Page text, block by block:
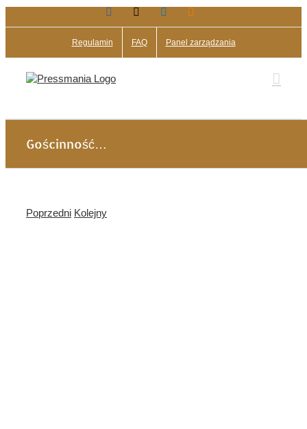
do
Facebook LinkedIn
Regulamin FAQ Panel zarządzania
Gościnność…
Poprzedni Kolejny